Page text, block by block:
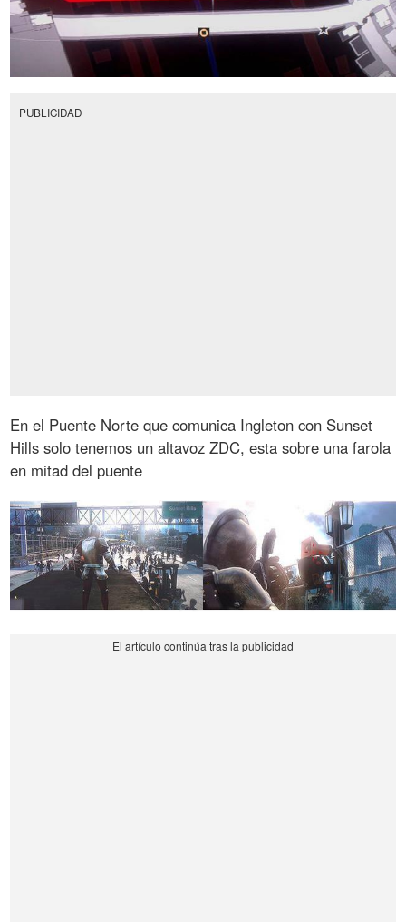
PUBLICIDAD
En el Puente Norte que comunica Ingleton con Sunset
Hills solo tenemos un altavoz ZDC, esta sobre una farola
en mitad del puente